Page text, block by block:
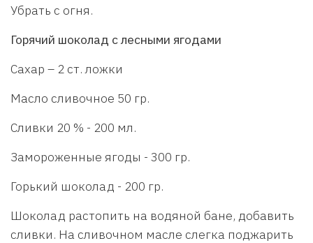
Убрать с огня.
Горячий шоколад с лесными ягодами
Сахар – 2 ст. ложки
Масло сливочное 50 гр.
Сливки 20 % - 200 мл.
Замороженные ягоды - 300 гр.
Горький шоколад - 200 гр.
Шоколад растопить на водяной бане, добавить
сливки. На сливочном масле слегка поджарить